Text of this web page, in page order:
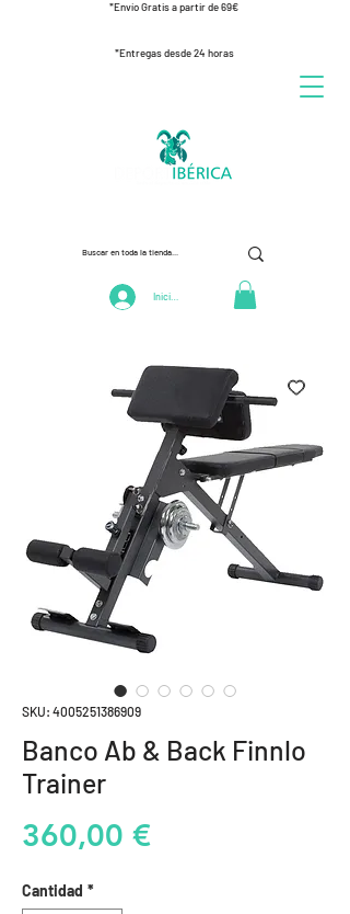
*Envío Gratis a partir de 69€
*Entregas desde 24 horas
Iniciar Sesión
SKU: 4005251386909
Banco Ab & Back Finnlo
Trainer
360,00 €Precio
Cantidad *